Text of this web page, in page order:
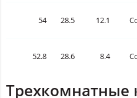
54 28.5 12.1
52.8 28.6 8.4
Трехкомнатные